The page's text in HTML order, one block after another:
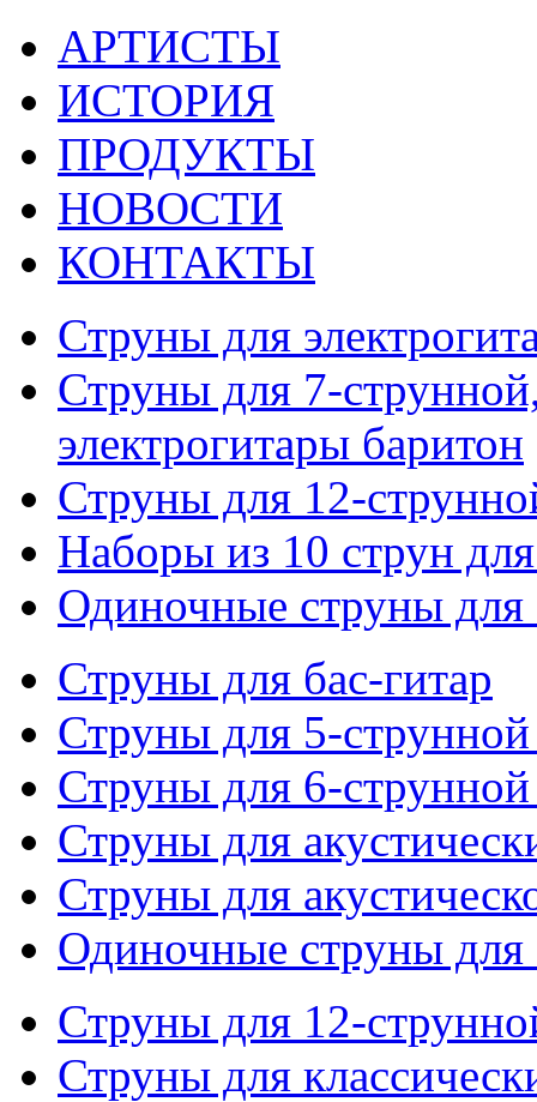
АРТИСТЫ
ИСТОРИЯ
ПРОДУКТЫ
НОВОСТИ
КОНТАКТЫ
Струны для
Струны для 7-
электрогитары баритон
Струны для 12-
Наборы из 10 струн
Одиночные струны для
Струны для бас-гитар
Струны для 5-
Струны для 6-
Струны для
Струны для
Одиночные струны для
Струны для 12-
Струны для